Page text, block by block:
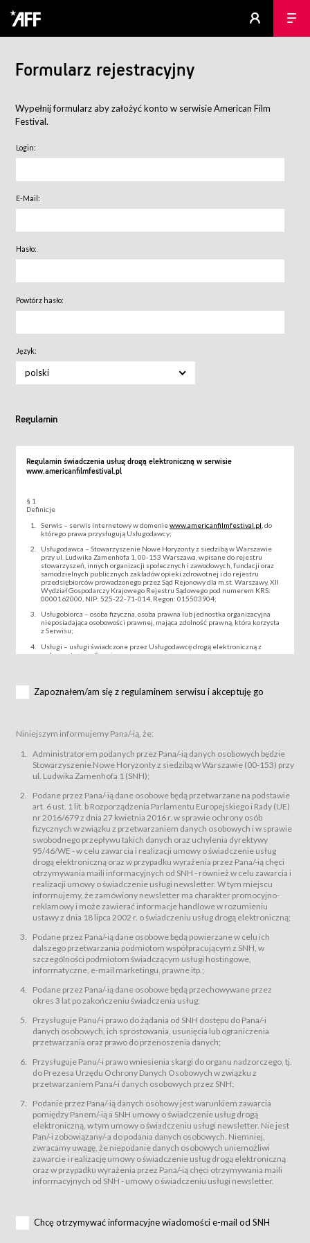
Formularz rejestracyjny
Wypełnij formularz aby założyć konto w serwisie American Film
Festival.
Login:
E-Mail:
Hasło:
Powtórz hasło:
Język:
polski
Regulamin
Regulamin świadczenia usług drogą elektroniczną w serwisie
www.americanfilmfestival.pl
§ 1
Definicje
Serwis – serwis internetowy w domeniewww.americanfilmfestival.pl , do
którego prawa przysługują Usługodawcy;
Usługodawca – Stowarzyszenie Nowe Horyzonty z siedzibą w Warszawie
przy ul. Ludwika Zamenhofa 1, 00-153 Warszawa, wpisane do rejestru
stowarzyszeń, innych organizacji społecznych i zawodowych, fundacji oraz
samodzielnych publicznych zakładów opieki zdrowotnej i do rejestru
przedsiębiorców prowadzonego przez Sąd Rejonowy dla m.st. Warszawy, XII
Wydział Gospodarczy Krajowego Rejestru Sądowego pod numerem KRS:
0000162000, NIP: 525-22-71-014, Regon: 015503904;
Usługobiorca – osoba fizyczna, osoba prawna lub jednostka organizacyjna
nieposiadająca osobowości prawnej, mająca zdolność prawną, która korzysta
z Serwisu;
Usługi – usługi świadczone przez Usługodawcę drogą elektroniczną z
wykorzystaniem Serwisu;
za pośrednictwem Serwisu;
podmiotom z branży mediów i filmowej (Akredytacje);
Bilety – wybrane dokumenty potwierdzające zawarcie umowy z
Usługodawcą i uprawniające do wzięcia udziału w Wydarzeniu,
przewidziane przez Usługodawcę dla danego Wydarzenia, tj. uprawniające
do uczestnictwa w wielu albo w pojedynczych seansach filmowych,
Sklep – sklep internetowy prowadzony przez Usługodawcę w Serwisie;
Regulamin – niniejszy regulamin.
§ 2
Postanowienia ogólne
Regulamin określa zasady:
świadczenia Usługobiorcom Usług przez Usługodawcę, z
zastrzeżeniem usług, o których mowa w ust. 2 pkt. 4 i 5 poniżej, których
zasady świadczenia precyzują odrębne regulaminy,
przetwarzania przez Usługodawcę danych osobowych Usługobiorców
będących osobami fizycznymi.
świadczy Usługi drogą elektroniczną w rozumieniu ustawy z dnia 18 lipca
2002 r. o świadczeniu usług drogą elektroniczną (Dz.U. z 2002 r., Nr 144, poz.
1204, z późń. zm.). Usługi świadczone są nieodpłatnie.
usługę przeglądania i odczytywania przez Usługobiorców materiałów
zamieszczanych w Serwisie,
usługę utrzymywania konta użytkownika w Serwisie,
usługę newsletter,
usługę zawierania na odległość umów nabycia Karnetów i Biletów,
usługę zawierania na odległość umów sprzedaży w Sklepie.
dnia 18 lipca 2002 r. o świadczeniu usług drogą elektroniczną (Dz.U. z 2002
r., Nr 144, poz. 1204, z późń. zm.). Usługi świadczone są nieodpłatnie.
Na zasadach określonych w Regulaminie dostęp do Serwisu jest otwarty dla
Usługobiorca przed rozpoczęciem korzystania z Serwisu jest zobowiązany
zapoznać się z Regulaminem. Założenie konta w Serwisie oraz zamówienie
usługi newsletter za pośrednictwem przeznaczonego do tego formularza
zamieszczonego na stronach Serwisu dostępnych dla wszystkich
Usługobiorców wymaga akceptacji postanowień Regulaminu.
Usługobiorca zobowiązany jest do przestrzegania postanowień Regulaminu
od chwili rozpoczęcia korzystania z Serwisu.
Regulamin jest udostępniony Usługobiorcom nieodpłatnie za
Warunki techniczne korzystania z Usług
Zapoznałem/am się z regulaminem serwisu i akceptuję go
Niniejszym informujemy Pana/-ią, że:
Administratorem podanych przez Pana/-ią danych osobowych będzie
Stowarzyszenie Nowe Horyzonty z siedzibą w Warszawie (00-153) przy
ul. Ludwika Zamenhofa 1 (SNH);
Podane przez Pana/-ią dane osobowe będą przetwarzane na podstawie
art. 6 ust. 1 lit. b Rozporządzenia Parlamentu Europejskiego i Rady (UE)
nr 2016/679 z dnia 27 kwietnia 2016 r. w sprawie ochrony osób
fizycznych w związku z przetwarzaniem danych osobowych i w sprawie
swobodnego przepływu takich danych oraz uchylenia dyrektywy
95/46/WE - w celu zawarcia i realizacji umowy o świadczenie usług
drogą elektroniczną oraz w przypadku wyrażenia przez Pana/-ią chęci
otrzymywania maili informacyjnych od SNH - również w celu zawarcia i
realizacji umowy o świadczenie usługi newsletter. W tym miejscu
informujemy, że zamówiony newsletter ma charakter promocyjno-
reklamowy i może zawierać informacje handlowe w rozumieniu
ustawy z dnia 18 lipca 2002 r. o świadczeniu usług drogą elektroniczną;
Podane przez Pana/-ią dane osobowe będą powierzane w celu ich
dalszego przetwarzania podmiotom współpracującym z SNH, w
szczególności podmiotom świadczącym usługi hostingowe,
informatyczne, e-mail marketingu, prawne itp.;
Podane przez Pana/-ią dane osobowe będą przechowywane przez
okres 3 lat po zakończeniu świadczenia usług;
Przysługuje Panu/-i prawo do żądania od SNH dostępu do Pana/-i
danych osobowych, ich sprostowania, usunięcia lub ograniczenia
przetwarzania oraz prawo do przenoszenia danych;
Przysługuje Panu/-i prawo wniesienia skargi do organu nadzorczego, tj.
do Prezesa Urzędu Ochrony Danych Osobowych w związku z
przetwarzaniem Pana/-i danych osobowych przez SNH;
Podanie przez Pana/-ią danych osobowy jest warunkiem zawarcia
pomiędzy Panem/-ią a SNH umowy o świadczenie usług drogą
elektroniczną, w tym umowy o świadczeniu usługi newsletter. Nie jest
Pan/-i zobowiązany/-a do podania danych osobowych. Niemniej,
zwracamy uwagę, że niepodanie danych osobowych uniemożliwi
zawarcie i realizację umowy o świadczenie usług drogą elektroniczną
oraz w przypadku wyrażenia przez Pana/-ią chęci otrzymywania maili
informacyjnych od SNH - umowy o świadczeniu usługi newsletter.
Chcę otrzymywać informacyjne wiadomości e-mail od SNH